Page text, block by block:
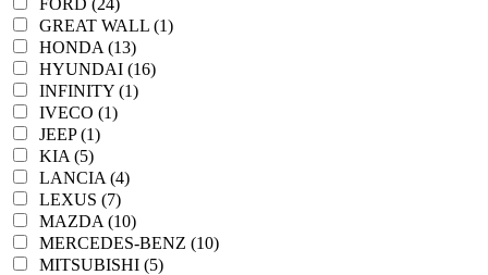
FORD (24)
GREAT WALL (1)
HONDA (13)
HYUNDAI (16)
INFINITY (1)
IVECO (1)
JEEP (1)
KIA (5)
LANCIA (4)
LEXUS (7)
MAZDA (10)
MERCEDES-BENZ (10)
MITSUBISHI (5)